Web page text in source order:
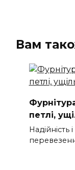
Вам
петлі,
Надійність